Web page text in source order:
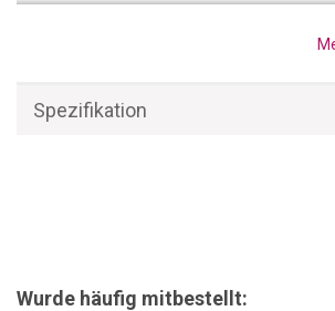
Jahreszeit und die Weihnachtszeit. Da
strahlen!
Spezifikation
Wurde häufig mitbestellt: